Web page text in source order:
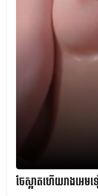
ចែស្អាតហើយរាងអេម